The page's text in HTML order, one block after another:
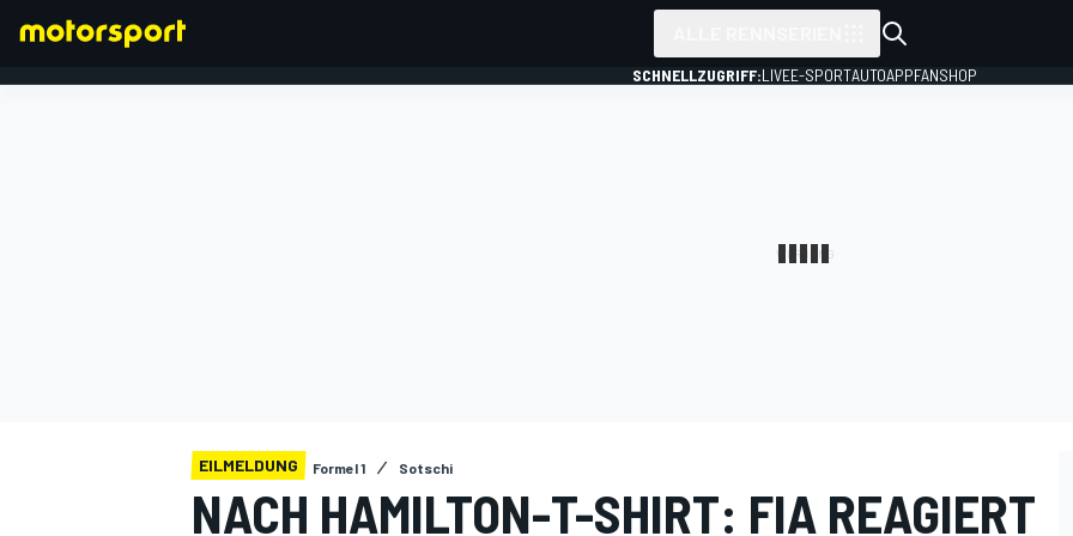
SCHNELLZUGRIFF:LIVEE-SPORTAUTOAPPFANSHOP
EILMELDUNG Formel 1 Sotschi
NACH HAMILTON-T-SHIRT: FIA REAGIERT